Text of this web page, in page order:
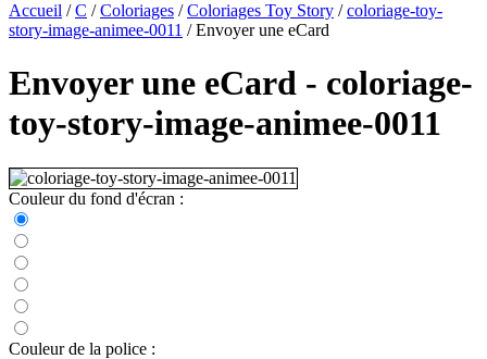
Accueil /C /Coloriages /Coloriages Toy Story /coloriage-toy-
story-image-animee-0011 / Envoyer une eCard
Envoyer une eCard - coloriage-
toy-story-image-animee-0011
Couleur du fond d'écran :
Couleur de la police :